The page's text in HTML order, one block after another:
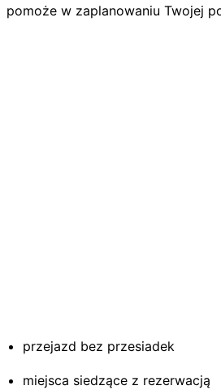
pomoże w zaplanowaniu Twojej
przejazd bez przesiadek
miejsca siedzące z rezerwacją